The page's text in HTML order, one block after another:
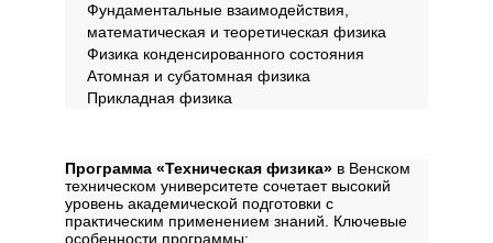
Фундаментальные взаимодействия,
математическая и теоретическая физика
Физика конденсированного состояния
Атомная и субатомная физика
Прикладная физика
Программа «Техническая физика» в Венском
техническом университете сочетает высокий
уровень академической подготовки с
практическим применением знаний. Ключевые
особенности программы: